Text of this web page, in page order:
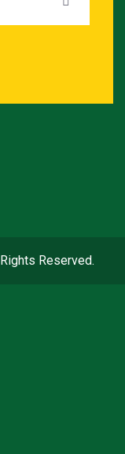
Reserved.